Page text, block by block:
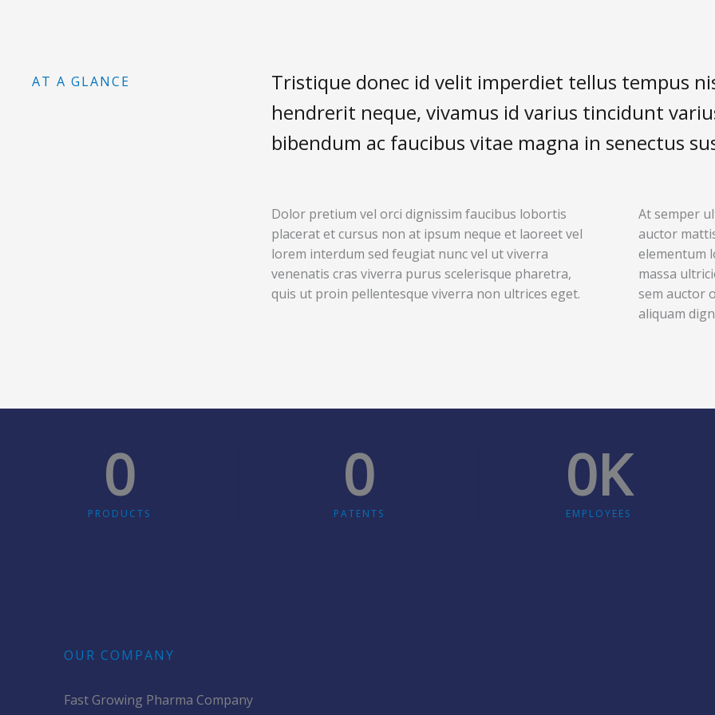
AT A GLANCE
Tristique donec id velit imperdiet tellus tempus
hendrerit neque, vivamus id varius tincidunt
bibendum ac faucibus vitae magna in senectus
Dolor pretium vel orci dignissim faucibus lobortis
placerat et cursus non at ipsum neque et laoreet vel
lorem interdum sed feugiat nunc vel ut viverra
venenatis cras viverra purus scelerisque pharetra,
quis ut proin pellentesque viverra non ultrices eget.
At semper
auctor
elementum
massa
sem auctor
aliquam
PRODUCTS
0
PATENTS
0
EMPLOYEES
0K
OUR COMPANY
Fast Growing Pharma Company